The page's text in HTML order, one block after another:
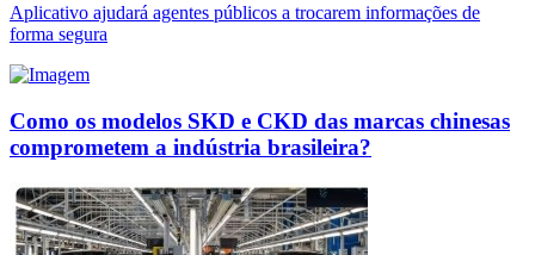
Aplicativo ajudará agentes públicos a trocarem informações de
forma segura
Como os modelos SKD e CKD das marcas chinesas
comprometem a indústria brasileira?